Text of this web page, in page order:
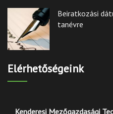
Beiratkozási
tanévre
Elérhetőségeink
Kenderesi Mezőgazdasági